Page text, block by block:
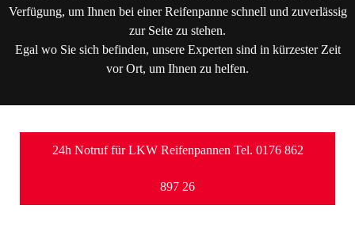
Verfügung, um Ihnen bei einer Reifenpanne schnell und zuverlässig
zur Seite zu stehen.
Egal wo Sie sich befinden, unsere Experten sind in kürzester Zeit
vor Ort, um Ihnen zu helfen.
24h Notruf für LKW Reifenpannen Tel. 0176 862
897 26